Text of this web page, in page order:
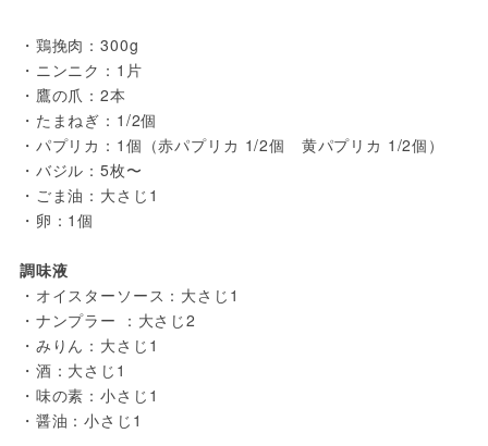
・鶏挽肉：300g
・ニンニク：1片
・鷹の爪：2本
・たまねぎ：1/2個
・パプリカ：1個（赤パプリカ 1/2個　黄パプリカ 1/2個）
・バジル：5枚〜
・ごま油：大さじ1
・卵：1個
調味液
・オイスターソース：大さじ1
・ナンプラー ：大さじ2
・みりん：大さじ1
・酒：大さじ1
・味の素：小さじ1
・醤油：小さじ1